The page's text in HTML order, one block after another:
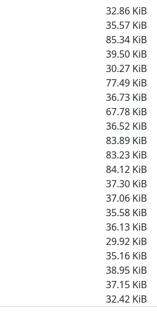
32.86 KiB
35.57 KiB
85.34 KiB
39.50 KiB
30.27 KiB
77.49 KiB
36.73 KiB
67.78 KiB
36.52 KiB
83.89 KiB
83.23 KiB
84.12 KiB
37.30 KiB
37.06 KiB
35.58 KiB
36.13 KiB
29.92 KiB
35.16 KiB
38.95 KiB
37.15 KiB
32.42 KiB